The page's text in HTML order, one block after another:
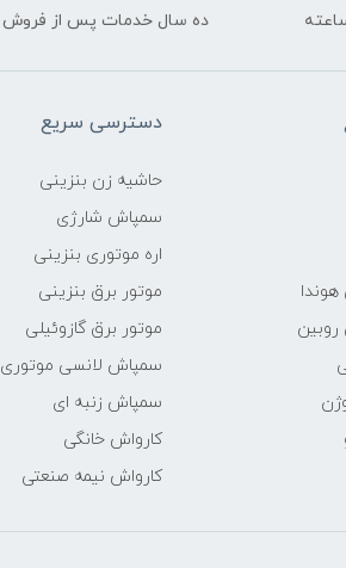
ده سال خدمات پس از فروش
روبین
دسترسی سریع
حاشیه زن بنزینی
سمپاش شارژی
اره موتوری بنزینی
موتور برق بنزینی
موتور برق گازوئیلی
سمپاش لانسی موتوری
سمپاش زنبه ای
کارواش خانگی
کارواش نیمه صنعتی